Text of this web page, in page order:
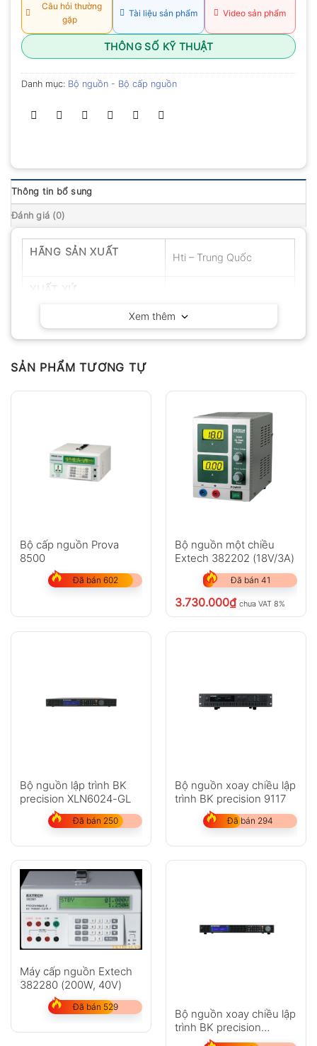
Câu hỏi thường
gặp
Tài liệu sản phẩm Video sản phẩm
THÔNG SỐ KỸ THUẬT
Danh mục: Bộ nguồn - Bộ cấp nguồn
Thông tin bổ sung
Đánh giá (0)
HÃNG SẢN XUẤT Hti – Trung Quốc
Xem thêm
SẢN PHẨM TƯƠNG TỰ
Bộ cấp nguồn Prova
8500
Đã bán 602
Bộ nguồn một chiều
Extech 382202 (18V/3A)
Đã bán 41
3.730.000₫ chưa VAT 8%
Bộ nguồn lập trình BK
precision XLN6024-GL
Đã bán 250
Bộ nguồn xoay chiều lập
trình BK precision 9117
Đã bán 294
Máy cấp nguồn Extech
382280 (200W, 40V)
Đã bán 529
Bộ nguồn xoay chiều lập
trình BK precision
XLN15010-GL